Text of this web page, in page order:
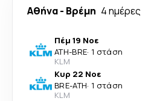
Αθήνα- Βρέμη 4 ημέρες
Πέμ 19 Νοε
ATH-BRE· 1 στάση
KLM
Κυρ 22 Νοε
BRE-ATH· 1 στάση
KLM